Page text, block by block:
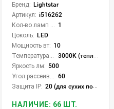
Бренд: Lightstar
Артикул: i516262
1
Цоколь: LED
Мощность вт: 10
3000K (теплый)
Яркость лм: 500
60
Защита IP: 20 (для сухих пом.)
НАЛИЧИЕ: 66 ШТ.